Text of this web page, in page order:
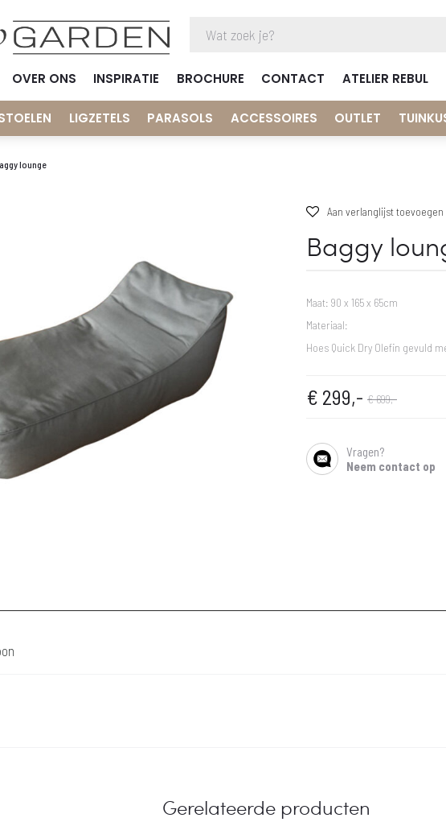
OVER ONS INSPIRATIE BROCHURE CONTACT ATELIER REBUL
LIGZETELS PARASOLS ACCESSOIRES OUTLET
lounge
Aan verlanglijst toevoegen
Baggy
Maat: 90 x 165 x 65cm
Materiaal:
Hoes Quick Dry Olefin gevuld
€699,-
Oorspronkelijke
was:
€ 299,-
SHARE
Vragen?
Neem contact op
Gerelateerde producten